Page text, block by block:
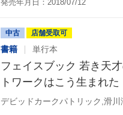
発売年月日：2018/07/12
中古 店舗受取可
書籍 単行本
フェイスブック 若き天
トワークはこう生まれた
デビッドカークパトリック,滑川